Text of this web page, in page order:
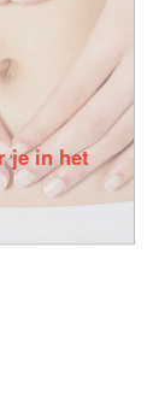
je in het